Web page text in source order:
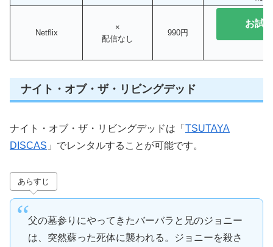
Netflix
×
配信なし
990円
お試
ナイト・オブ・ザ・リビングデッド
ナイト・オブ・ザ・リビングデッドは「 TSUTAYA
DISCAS 」でレンタルすることが可能です。
あらすじ
父の墓参りにやってきたバーバラと兄のジョニー
は、突然蘇った死体に襲われる。ジョニーを殺さ